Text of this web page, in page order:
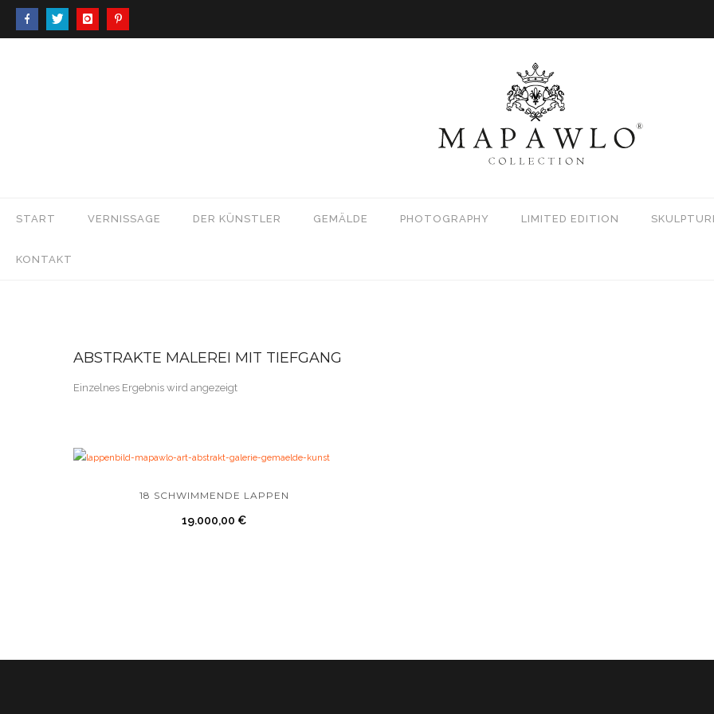
START VERNISSAGE DER KÜNSTLER GEMÄLDE PHOTOGRAPHY LIMITED EDITION
KONTAKT
ABSTRAKTE MALEREI MIT TIEFGANG
Einzelnes Ergebnis wird angezeigt
18 SCHWIMMENDE LAPPEN
19.000,00 €